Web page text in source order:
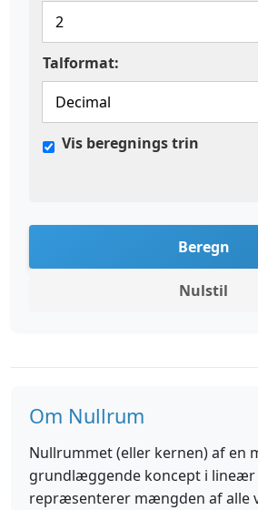
Talformat:
Vis beregnings trin
Beregn
Nulstil
Om Nullrum
Nullrummet (eller kernen) af en
grundlæggende koncept i lineær
repræsenterer mængden af alle